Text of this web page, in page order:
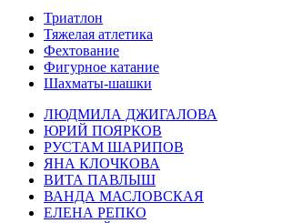
Триатлон
Тяжелая атлетика
Фехтование
Фигурное катание
Шахматы-шашки
ЛЮДМИЛА ДЖИГАЛОВА
ЮРИЙ ПОЯРКОВ
РУСТАМ ШАРИПОВ
ЯНА КЛОЧКОВА
ВИТА ПАВЛЫШ
ВАНДА МАСЛОВСКАЯ
ЕЛЕНА РЕПКО